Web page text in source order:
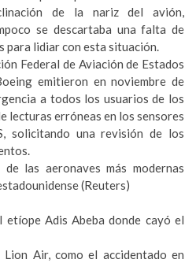
de la nariz del avión,
se descartaba una falta de
para lidiar con esta situación.
Federal de Aviación de Estados
emitieron en noviembre de
a todos los usuarios de los
lecturas erróneas en los sensores
solicitando una revisión de los
las aeronaves más modernas
(Reuters)
Adis Abeba donde cayó el
Air, como el accidentado en